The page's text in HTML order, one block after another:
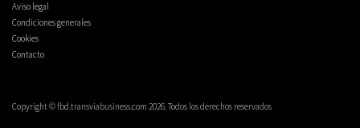
Aviso legal
Condiciones generales
Cookies
Contacto
Copyright © fbd.transviabusiness.com 2026. Todos los derechos reservados